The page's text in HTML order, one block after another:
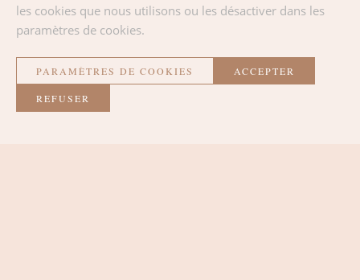
RETOUR À LA LISTE
les cookies que nous utilisons ou les désactiver dans les
paramètres de cookies.
PARAMÈTRES DE COOKIES ACCEPTER
REFUSER